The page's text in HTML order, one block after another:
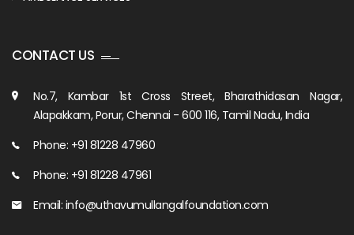
CONTACT US
No.7, Kambar 1st Cross Street, Bharathidasan Nagar,
Alapakkam, Porur, Chennai - 600 116, Tamil Nadu, India
Phone: +91 81228 47960
Phone: ‎+91 81228 47961
Email: info@uthavumullangalfoundation.com